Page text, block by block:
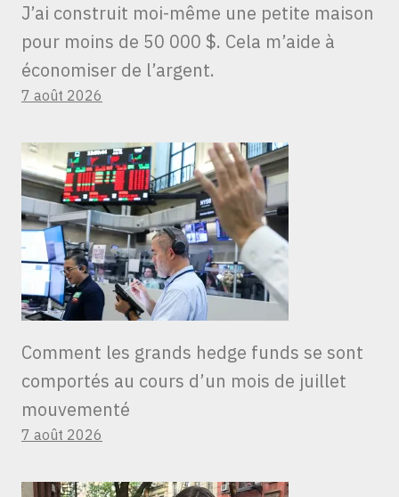
J’ai construit moi-même une petite maison
pour moins de 50 000 $. Cela m’aide à
économiser de l’argent.
7 août 2026
Comment les grands hedge funds se sont
comportés au cours d’un mois de juillet
mouvementé
7 août 2026